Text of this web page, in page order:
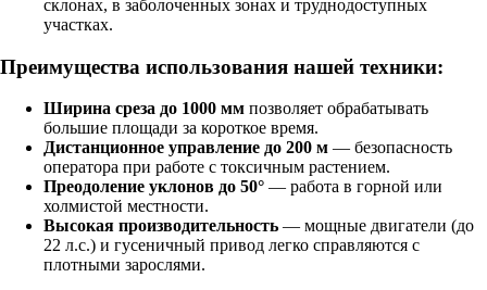
склонах, в заболоченных зонах и труднодоступных
участках.
Преимущества использования нашей техники:
Ширина среза до 1000 мм позволяет обрабатывать
большие площади за короткое время.
Дистанционное управление до 200 м — безопасность
оператора при работе с токсичным растением.
Преодоление уклонов до 50° — работа в горной или
холмистой местности.
Высокая производительность — мощные двигатели (до
22 л.с.) и гусеничный привод легко справляются с
плотными зарослями.